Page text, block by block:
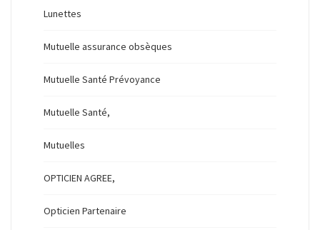
Lunettes
Mutuelle assurance obsèques
Mutuelle Santé Prévoyance
Mutuelle Santé,
Mutuelles
OPTICIEN AGREE,
Opticien Partenaire